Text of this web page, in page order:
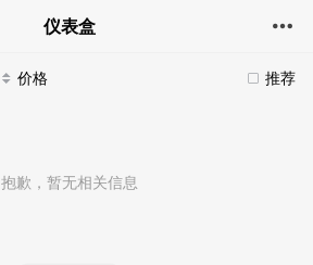
仪表盒
推荐
价格
抱歉，暂无相关信息